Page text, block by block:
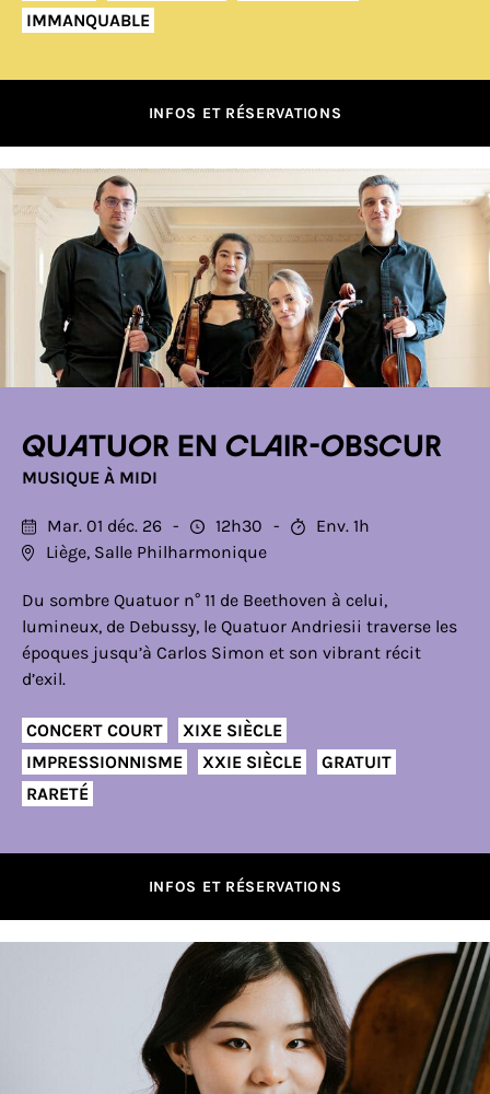
IMMANQUABLE
INFOS ET RÉSERVATIONS
Quatuor en clair-obscur
MUSIQUE À MIDI
Mar. 01 déc. 26 12h30
Env. 1h
Liège, Salle Philharmonique
Du sombre Quatuor n° 11 de Beethoven à celui,
lumineux, de Debussy, le Quatuor Andriesii traverse les
époques jusqu’à Carlos Simon et son vibrant récit
d’exil.
CONCERT COURT
XIXE SIÈCLE
IMPRESSIONNISME
XXIE SIÈCLE
GRATUIT
RARETÉ
INFOS ET RÉSERVATIONS